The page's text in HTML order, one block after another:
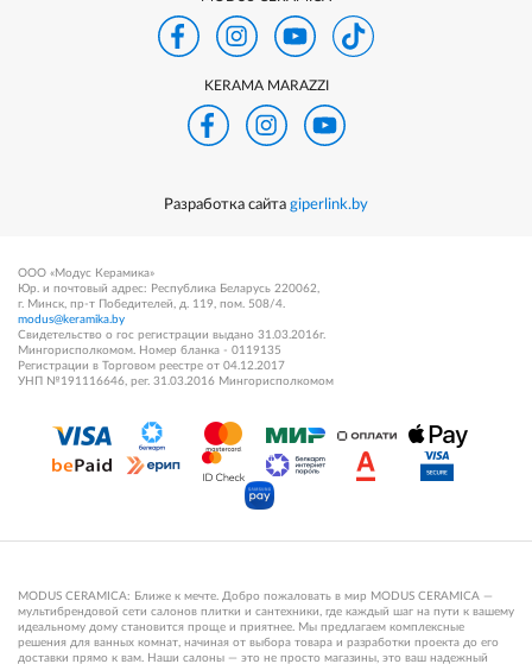
KERAMA MARAZZI
Разработка сайта giperlink.by
ООО «Модус Керамика»
Юр. и почтовый адрес: Республика Беларусь 220062,
г. Минск, пр-т Победителей, д. 119, пом. 508/4.
modus@keramika.by
Свидетельство о гос регистрации выдано 31.03.2016г.
Мингорисполкомом. Номер бланка - 0119135
Регистрации в Торговом реестре от 04.12.2017
УНП №191116646, рег. 31.03.2016 Мингорисполкомом
MODUS CERAMICA: Ближе к мечте. Добро пожаловать в мир MODUS CERAMICA —
мультибрендовой сети салонов плитки и сантехники, где каждый шаг на пути к вашему
идеальному дому становится проще и приятнее. Мы предлагаем комплексные
решения для ванных комнат, начиная от выбора товара и разработки проекта до его
доставки прямо к вам. Наши салоны — это не просто магазины, это ваш надежный